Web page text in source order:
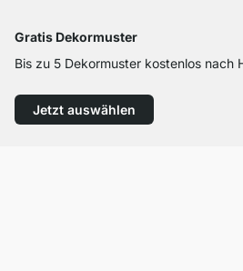
Gratis Dekormuster
Bis zu 5 Dekormuster kostenlos nach
Jetzt auswählen